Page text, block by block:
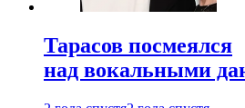
Тарасов посмеялся
над вокальными